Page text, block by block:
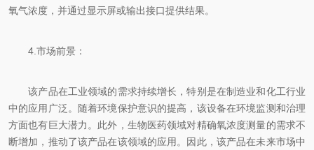
氧气浓度，并通过显示屏或输出接口提供结果。
4.市场前景：
该产品在工业领域的需求持续增长，特别是在制造业和化工行业
中的应用广泛。随着环境保护意识的提高，该设备在环境监测和治理
方面也有巨大潜力。此外，生物医药领域对精确氧浓度测量的需求不
断增加，推动了该产品在该领域的应用。因此，该产品在未来市场中